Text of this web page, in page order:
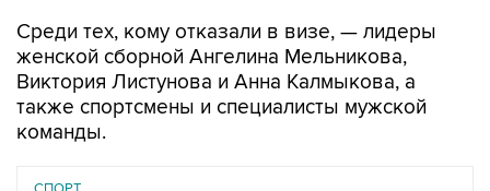
Среди тех, кому отказали в визе, — лидеры
женской сборной Ангелина Мельникова,
Виктория Листунова и Анна Калмыкова, а
также спортсмены и специалисты мужской
команды.